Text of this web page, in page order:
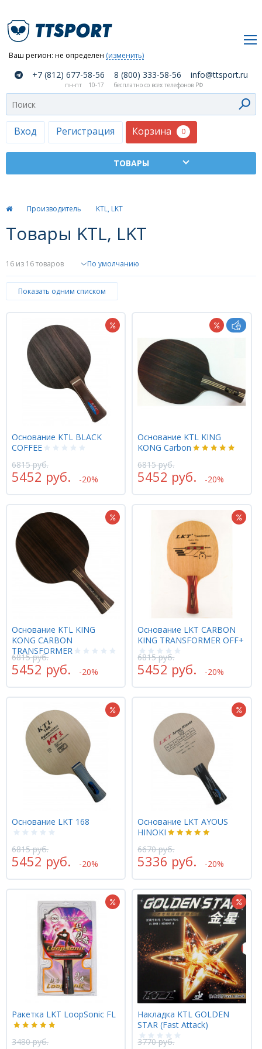
Ваш регион: не определен (изменить)
Вход Регистрация Корзина 0
компании
Как
сделать
заказ
Оплата
доставка
Москва
Дилеры
Контакты
Форум
+7 (812) 677-58-56 8 (800) 333-58-56 info@ttsport.ru
пн-пт 10-17 бесплатно со всех телефонов РФ
Производитель KTL, LKT
Товары KTL, LKT
16 из 16 товаров
Показать одним списком
Основание KTL BLACK
COFFEE
6815 руб.
5452 руб. -20%
Основание KTL KING
KONG Carbon
6815 руб.
5452 руб. -20%
Основание KTL KING
KONG CARBON
TRANSFORMER
6815 руб.
5452 руб. -20%
Основание LKT CARBON
KING TRANSFORMER OFF+
6815 руб.
5452 руб. -20%
Основание LKT 168
6815 руб.
5452 руб. -20%
Основание LKT AYOUS
HINOKI
6670 руб.
5336 руб. -20%
Ракетка LKT LoopSonic FL
3480 руб.
Накладка KTL GOLDEN
STAR (Fast Attack)
3770 руб.